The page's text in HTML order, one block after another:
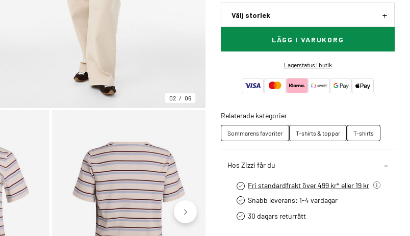
02 06
Välj storlek
LÄGG I VARUKORG
Lagerstatus i butik
Relaterade kategorier
Sommarens favoriter T-shirts & toppar T-shirts
Hos Zizzi får du
Fri standardfrakt över 499 kr* eller 19 kr
Snabb leverans: 1-4 vardagar
30 dagars returrätt­